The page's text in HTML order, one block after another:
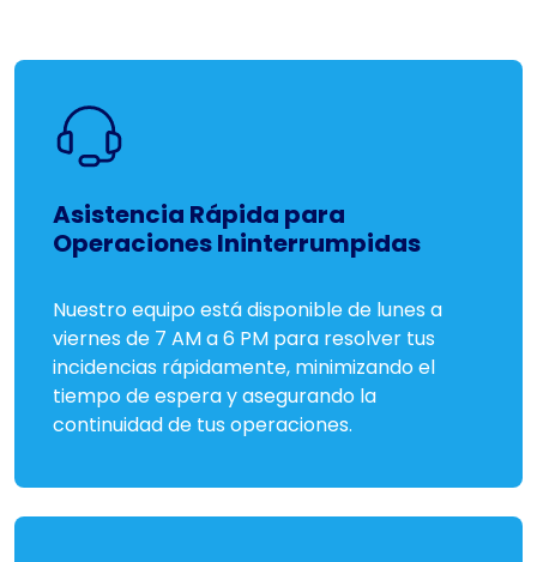
Asistencia Rápida para
Operaciones Ininterrumpidas
Nuestro equipo está disponible de lunes a
viernes de 7 AM a 6 PM para resolver tus
incidencias rápidamente, minimizando el
tiempo de espera y asegurando la
continuidad de tus operaciones.